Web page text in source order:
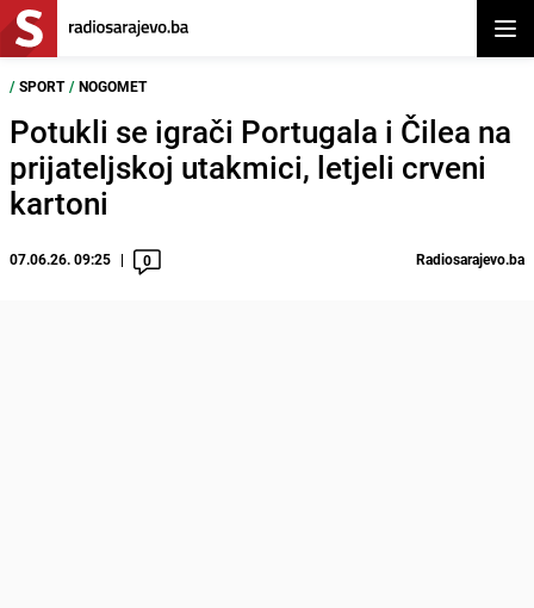
/ SPORT / NOGOMET
Potukli se igrači Portugala i Čilea na
prijateljskoj utakmici, letjeli crveni
kartoni
07.06.26. 09:25 0 Radiosarajevo.ba